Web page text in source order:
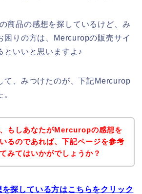
商品の感想を探しているけど、み
困りの方は、Mercuropの販売サイ
といいと思いますよ♪
て、みつけたのが、下記Mercurop
もしあなたがMercuropの感想を
るのであれば、下記ページを参考
みてはいかがでしょうか？
探している方はこちらをクリック